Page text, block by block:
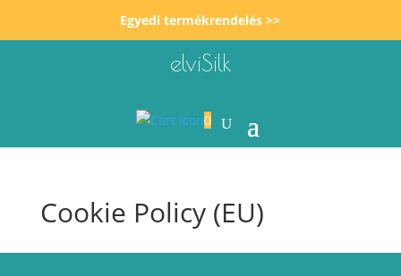
Egyedi termékrendelés >>
elviSilk
0
Cookie Policy (EU)